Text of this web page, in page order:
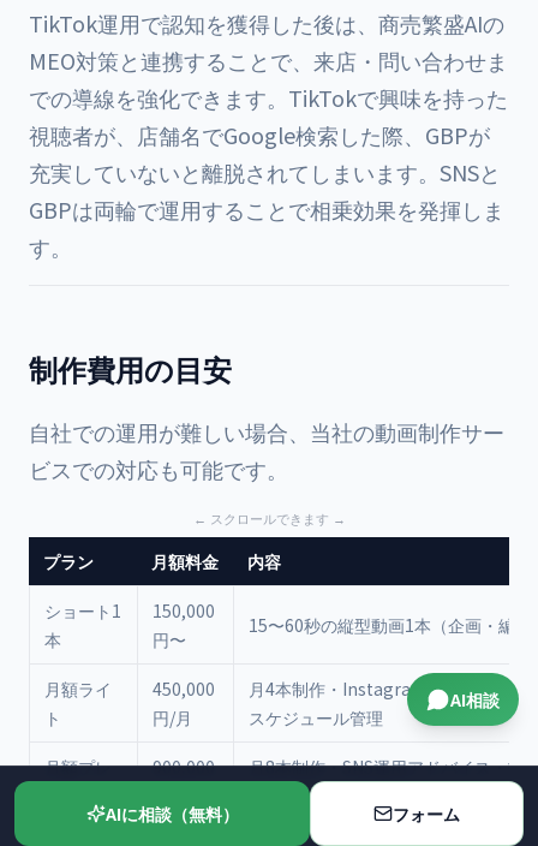
TikTok運用で認知を獲得した後は、 商売繁盛AIの
MEO対策と連携することで、来店・問い合わせま
での導線を強化できます。TikTokで興味を持った
視聴者が、店舗名でGoogle検索した際、GBPが
充実していないと離脱されてしまいます。SNSと
GBPは両輪で運用することで相乗効果を発揮しま
す。
制作費用の目安
自社での運用が難しい場合、当社の動画制作サー
ビスでの対応も可能です。
プラン 月額料金 内容
ショート1
本
150,000
円〜
15〜60秒の縦型動画1本（企画・編集
月額ライ
ト
450,000
円/月
月4本制作・Instagram/TikTok最適
スケジュール管理
月額プレ
900,000
月8本制作・SNS運用アドバイス・投
行・効果分析レポート
AIに相談（無料） フォーム
AI相談